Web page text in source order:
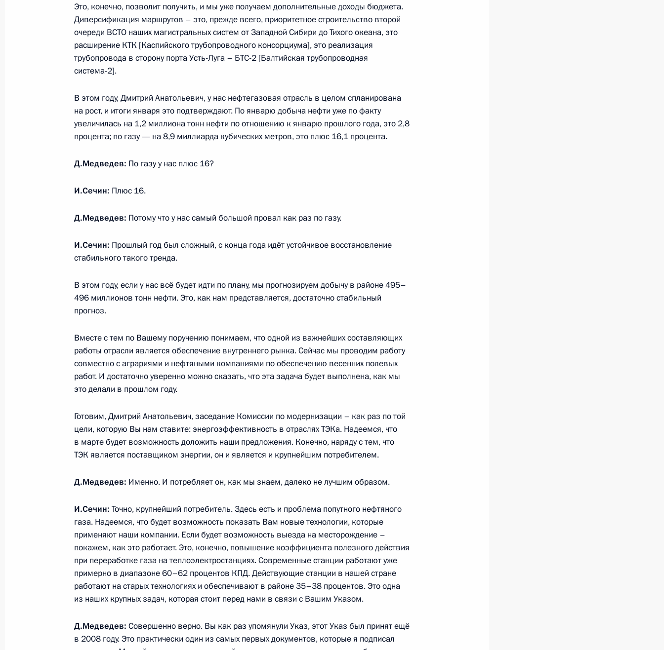
4 марта 2010 года, 10:30
3 марта 2010 года, среда
Рабочая встреча с Заместителем Председателя Правительства
Московская область, Горки
Виктором Януковичем
9 марта Дмитрий Медведев встретится с Премьер-министром
Швеции Фредриком Рейнфельдтом
3 марта 2010 года, 12:10
Дмитрий Медведев поздравил народного артиста России Георгия
Мартынюка с 70-летием
Дмитрий Медведев поздравил народную артистку России Римму
Маркову с Днём рождения
2 марта 2010 года, вторник
Медведев провёл ряд встреч
2 марта 2010 года, 23:00 Париж
Дмитрий Медведев и Николя Саркози открыли в Лувре выставку
«Святая Русь: искусство с древнейших времён до Петра I»
2 марта 2010 года, 21:00
1
Показать предыдущие материалы
Это, конечно, позволит получить, и мы уже получаем дополнительные доходы бюджета.
Диверсификация маршрутов – это, прежде всего, приоритетное строительство второй
очереди ВСТО наших магистральных систем от Западной Сибири до Тихого океана, это
расширение КТК [Каспийского трубопроводного консорциума], это реализация
трубопровода в сторону порта Усть-Луга – БТС-2 [Балтийская трубопроводная
система-2].
В этом году, Дмитрий Анатольевич, у нас нефтегазовая отрасль в целом спланирована
на рост, и итоги января это подтверждают. По январю добыча нефти уже по факту
увеличилась на 1,2 миллиона тонн нефти по отношению к январю прошлого года, это 2,8
процента; по газу — на 8,9 миллиарда кубических метров, это плюс 16,1 процента.
Д.Медведев: По газу у нас плюс 16?
И.Сечин: Плюс 16.
Д.Медведев: Потому что у нас самый большой провал как раз по газу.
И.Сечин: Прошлый год был сложный, с конца года идёт устойчивое восстановление
стабильного такого тренда.
В этом году, если у нас всё будет идти по плану, мы прогнозируем добычу в районе 495–
496 миллионов тонн нефти. Это, как нам представляется, достаточно стабильный
прогноз.
Вместе с тем по Вашему поручению понимаем, что одной из важнейших составляющих
работы отрасли является обеспечение внутреннего рынка. Сейчас мы проводим работу
совместно с аграриями и нефтяными компаниями по обеспечению весенних полевых
работ. И достаточно уверенно можно сказать, что эта задача будет выполнена, как мы
это делали в прошлом году.
Готовим, Дмитрий Анатольевич, заседание Комиссии по модернизации – как раз по той
цели, которую Вы нам ставите: энергоэффективность в отраслях ТЭКа. Надеемся, что
в марте будет возможность доложить наши предложения. Конечно, наряду с тем, что
ТЭК является поставщиком энергии, он и является и крупнейшим потребителем.
Д.Медведев: Именно. И потребляет он, как мы знаем, далеко не лучшим образом.
И.Сечин: Точно, крупнейший потребитель. Здесь есть и проблема попутного нефтяного
газа. Надеемся, что будет возможность показать Вам новые технологии, которые
применяют наши компании. Если будет возможность выезда на месторождение –
покажем, как это работает. Это, конечно, повышение коэффициента полезного действия
при переработке газа на теплоэлектростанциях. Современные станции работают уже
примерно в диапазоне 60–62 процентов КПД. Действующие станции в нашей стране
работают на старых технологиях и обеспечивают в районе 35–38 процентов. Это одна
из наших крупных задач, которая стоит перед нами в связи с Вашим Указом.
Д.Медведев: Совершенно верно. Вы как раз упомянули Указ, этот Указ был принят ещё
в 2008 году. Это практически один из самых первых документов, которые я подписал